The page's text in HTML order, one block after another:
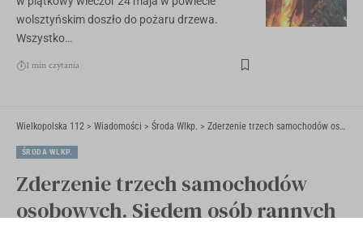
wolsztyńskim doszło do pożaru drzewa.
Wszystko…
1 min czytania
Wielkopolska 112 > Wiadomości > Środa Wlkp. > Zderzenie trzech samochodów osobowych. Siedem osób rannych
ŚRODA WLKP.
Zderzenie trzech samochodów
osobowych. Siedem osób rannych